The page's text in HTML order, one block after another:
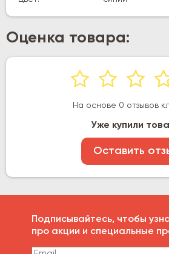
Оценка товара:
На основе 0 отзывов
Уже купили
Оставить
Подписывайтесь, чтобы
про акции и специальные